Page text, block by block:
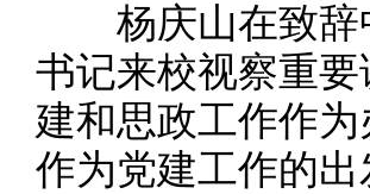
杨庆山在致辞
书记来校视察重
建和思政工作作
作为党建工作的